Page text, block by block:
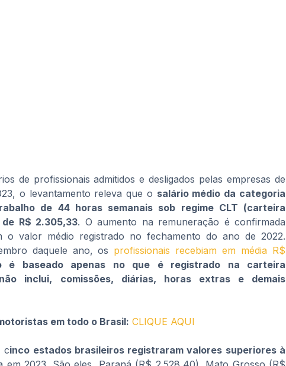
de profissionais admitidos e desligados pelas empresas de
o levantamento releva que o salário médio da categoria
de 44 horas semanais sob regime CLT (carteira
R$ 2.305,33. O aumento na remuneração é confirmada
o valor médio registrado no fechamento do ano de 2022.
daquele ano, os profissionais recebiam em média R$
é baseado apenas no que é registrado na carteira
inclui, comissões, diárias, horas extras e demais
em todo o Brasil: CLIQUE AQUI
cinco estados brasileiros registraram valores superiores à